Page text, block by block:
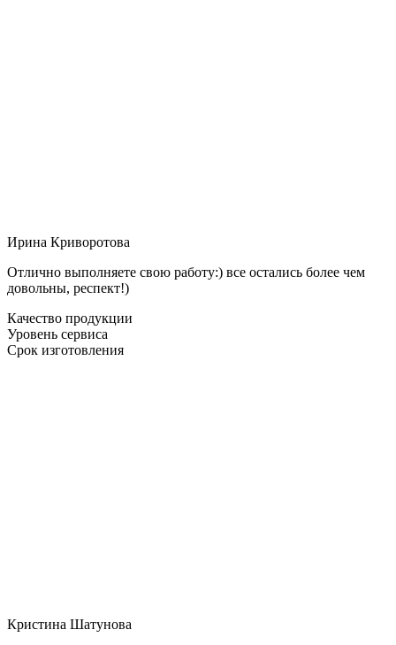
Ирина Криворотова
Отлично выполняете свою работу:) все остались более чем
довольны, респект!)
Качество продукции
Уровень сервиса
Срок изготовления
Кристина Шатунова